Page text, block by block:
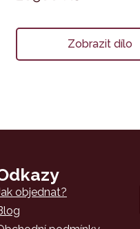
Zobrazit dílo
objednat?